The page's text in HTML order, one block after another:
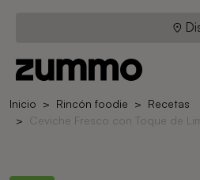
Inicio Rincón foodie
Recetas
Ceviche Fresco con Toque de